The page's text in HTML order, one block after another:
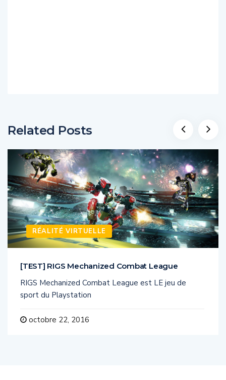
RÉALITÉ VIRTUELLE
RIGS Mechanized Combat League est LE jeu de
sport du Playstation